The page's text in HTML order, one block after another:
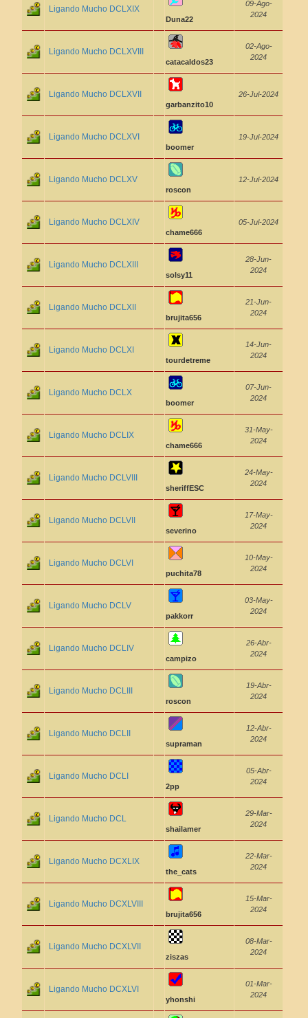
Ligando Mucho DCLXIX
Duna22
09-Ago-
2024
Ligando Mucho DCLXVIII
catacaldos23
02-Ago-
2024
Ligando Mucho DCLXVII
garbanzito10
26-Jul-2024
Ligando Mucho DCLXVI
boomer
19-Jul-2024
Ligando Mucho DCLXV
roscon
12-Jul-2024
Ligando Mucho DCLXIV
chame666
05-Jul-2024
Ligando Mucho DCLXIII
solsy11
28-Jun-
2024
Ligando Mucho DCLXII
brujita656
21-Jun-
2024
Ligando Mucho DCLXI
tourdetreme
14-Jun-
2024
Ligando Mucho DCLX
boomer
07-Jun-
2024
Ligando Mucho DCLIX
chame666
31-May-
2024
Ligando Mucho DCLVIII
sheriffESC
24-May-
2024
Ligando Mucho DCLVII
severino
17-May-
2024
Ligando Mucho DCLVI
puchita78
10-May-
2024
Ligando Mucho DCLV
pakkorr
03-May-
2024
Ligando Mucho DCLIV
campizo
26-Abr-
2024
Ligando Mucho DCLIII
roscon
19-Abr-
2024
Ligando Mucho DCLII
supraman
12-Abr-
2024
Ligando Mucho DCLI
2pp
05-Abr-
2024
Ligando Mucho DCL
shailamer
29-Mar-
2024
Ligando Mucho DCXLIX
the_cats
22-Mar-
2024
Ligando Mucho DCXLVIII
brujita656
15-Mar-
2024
Ligando Mucho DCXLVII
ziszas
08-Mar-
2024
Ligando Mucho DCXLVI
yhonshi
01-Mar-
2024